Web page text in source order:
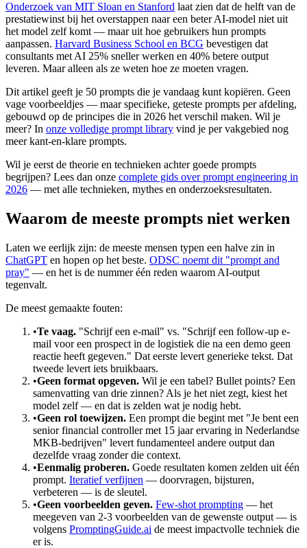
Onderzoek van MIT Sloan en Stanford laat zien dat de helft van de
prestatiewinst bij het overstappen naar een beter AI-model niet uit
het model zelf komt — maar uit hoe gebruikers hun prompts
aanpassen. Harvard Business School en BCG bevestigen dat
consultants met AI 25% sneller werken en 40% betere output
leveren. Maar alleen als ze weten hoe ze moeten vragen.
Dit artikel geeft je 50 prompts die je vandaag kunt kopiëren. Geen
vage voorbeeldjes — maar specifieke, geteste prompts per afdeling,
gebouwd op de principes die in 2026 het verschil maken. Wil je
meer? In onze volledige prompt library vind je per vakgebied nog
meer kant-en-klare prompts.
Wil je eerst de theorie en technieken achter goede prompts
begrijpen? Lees dan onze complete gids over prompt engineering in
2026 — met alle technieken, mythes en onderzoeksresultaten.
Waarom de meeste prompts niet werken
Laten we eerlijk zijn: de meeste mensen typen een halve zin in
ChatGPT en hopen op het beste. ODSC noemt dit "prompt and
pray" — en het is de nummer één reden waarom AI-output
tegenvalt.
De meest gemaakte fouten:
•Te vaag. "Schrijf een e-mail" vs. "Schrijf een follow-up e-
mail voor een prospect in de logistiek die na een demo geen
reactie heeft gegeven." Dat eerste levert generieke tekst. Dat
tweede levert iets bruikbaars.
•Geen format opgeven. Wil je een tabel? Bullet points? Een
samenvatting van drie zinnen? Als je het niet zegt, kiest het
model zelf — en dat is zelden wat je nodig hebt.
•Geen rol toewijzen. Een prompt die begint met "Je bent een
senior financial controller met 15 jaar ervaring in Nederlandse
MKB-bedrijven" levert fundamenteel andere output dan
dezelfde vraag zonder die context.
•Eenmalig proberen. Goede resultaten komen zelden uit één
prompt. Iteratief verfijnen — doorvragen, bijsturen,
verbeteren — is de sleutel.
•Geen voorbeelden geven. Few-shot prompting — het
meegeven van 2-3 voorbeelden van de gewenste output — is
volgens PromptingGuide.ai de meest impactvolle techniek die
er is.